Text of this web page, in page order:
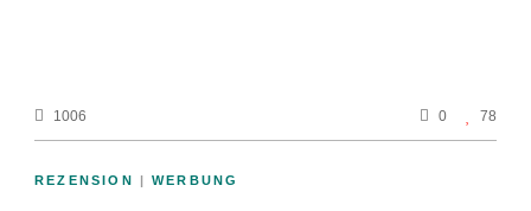
1006 0 78
REZENSION | WERBUNG